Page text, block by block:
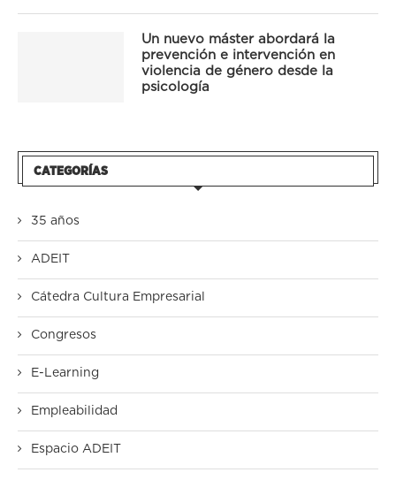
Un nuevo máster abordará la
prevención e intervención en
violencia de género desde la
psicología
CATEGORÍAS
35 años
ADEIT
Cátedra Cultura Empresarial
Congresos
E-Learning
Empleabilidad
Espacio ADEIT